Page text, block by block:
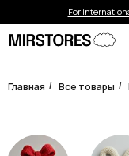
For
Главная / Все товары /